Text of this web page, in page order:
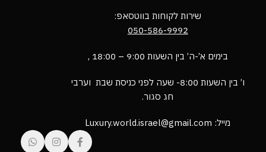
שירות לקוחות בווטסאפ:
050-586-9992
בימים א’-ה’ בין השעות 9:00 – 18:00 ,
ו’ בין השעות 8:00- שעה לפני כניסת שבת וערבי
חג סגור.
מייל: Luxury.world.israel@gmail.com